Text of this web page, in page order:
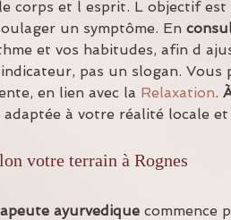
corps et l esprit. L objectif
un symptôme. En
et vos habitudes, afin d
pas un slogan. Vous
en lien avec la Relaxation.
à votre réalité locale et
votre terrain à Rognes
ayurvedique commence